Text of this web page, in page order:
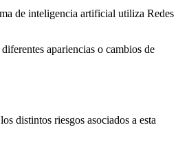
de inteligencia artificial utiliza Redes
apariencias o cambios de
distintos riesgos asociados a esta